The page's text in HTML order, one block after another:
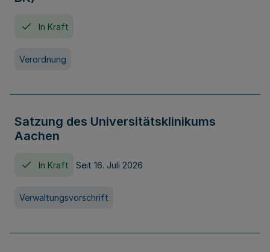
In Kraft
Verordnung
Satzung des Universitätsklinikums
Aachen
In Kraft Seit 16. Juli 2026
Verwaltungsvorschrift